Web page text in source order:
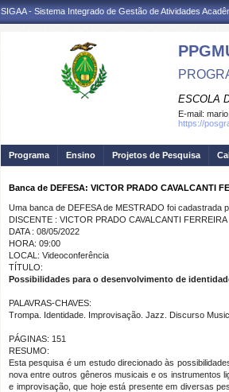
SIGAA - Sistema Integrado de Gestão de Atividades
ESCOLA
E-mail:
https://
Programa Ensino Projetos de Pesquisa
Banca de DEFESA: VICTOR PRADO CAVALCANTI
Uma banca de DEFESA de MESTRADO foi cadastrada
DISCENTE : VICTOR PRADO CAVALCANTI FERREIRA
DATA : 08/05/2022
HORA: 09:00
LOCAL: Videoconferência
TÍTULO:
Possibilidades para o desenvolvimento de
PALAVRAS-CHAVES:
Trompa. Identidade. Improvisação. Jazz. Discurso
PÁGINAS: 151
RESUMO:
Esta pesquisa é um estudo direcionado às
nova entre outros gêneros musicais e os instrumentos
e improvisação, que hoje está presente em diversas